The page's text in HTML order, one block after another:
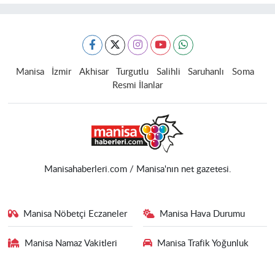
Manisa İzmir Akhisar Turgutlu Salihli Saruhanlı
Soma
Resmi İlanlar
Manisahaberleri.com / Manisa'nın net gazetesi.
Manisa Nöbetçi Eczaneler Manisa Hava Durumu
Manisa Namaz Vakitleri
Manisa Trafik Yoğunluk